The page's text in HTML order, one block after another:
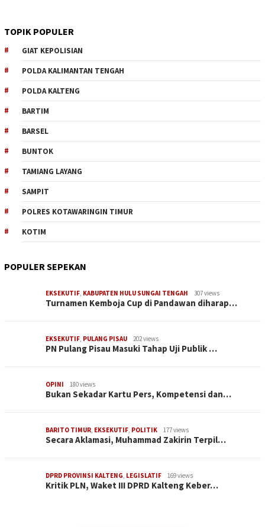
TOPIK POPULER
GIAT KEPOLISIAN
POLDA KALIMANTAN TENGAH
POLDA KALTENG
BARTIM
BARSEL
BUNTOK
TAMIANG LAYANG
SAMPIT
POLRES KOTAWARINGIN TIMUR
KOTIM
POPULER SEPEKAN
EKSEKUTIF KABUPATEN HULU SUNGAI TENGAH 307 views
Turnamen Kemboja Cup di Pandawan diharap…
EKSEKUTIF PULANG PISAU 202 views
PN Pulang Pisau Masuki Tahap Uji Publik …
OPINI 180 views
Bukan Sekadar Kartu Pers, Kompetensi dan…
BARITO TIMUR EKSEKUTIF POLITIK 177 views
Secara Aklamasi, Muhammad Zakirin Terpil…
DPRD PROVINSI KALTENG LEGISLATIF 169 views
Kritik PLN, Waket III DPRD Kalteng Keber…